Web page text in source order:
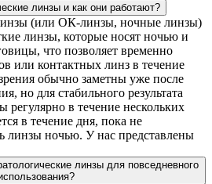
линзы и как они работают?
(или ОК-линзы, ночные линзы)
линзы, которые носят ночью и
что позволяет временно
или контактных линз в течение
обычно заметны уже после
но для стабильного результата
регулярно в течение нескольких
в течение дня, пока не
линзы ночью. У нас представлены
линзы для повседневного